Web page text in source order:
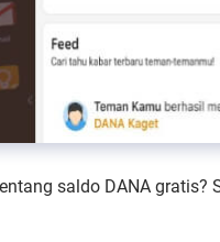
saldo DANA